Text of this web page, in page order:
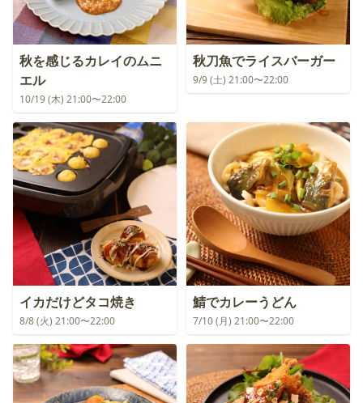
秋を感じるカレイのムニ
エル
10/19 (木) 21:00〜22:00
秋刀魚でライスバーガー
9/9 (土) 21:00〜22:00
イカだけどタコ焼き
8/8 (火) 21:00〜22:00
鯖でカレーうどん
7/10 (月) 21:00〜22:00